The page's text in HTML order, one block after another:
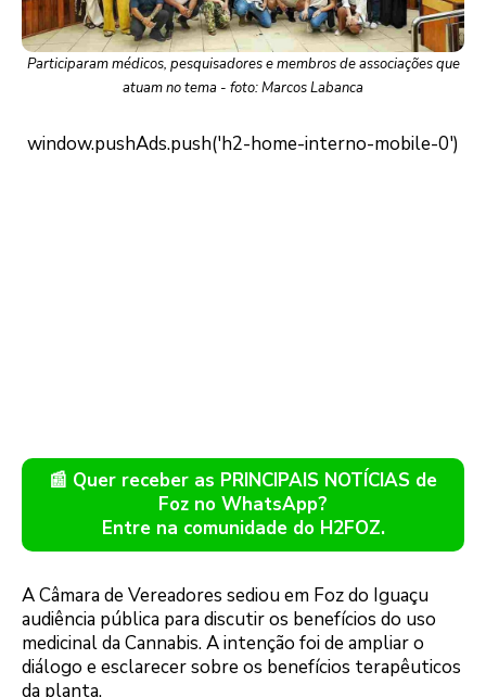
Participaram médicos, pesquisadores e membros de associações que
atuam no tema - foto: Marcos Labanca
📰 Quer receber as PRINCIPAIS NOTÍCIAS de
Foz no WhatsApp?
Entre na comunidade do H2FOZ.
A Câmara de Vereadores sediou em Foz do Iguaçu
audiência pública para discutir os benefícios do uso
medicinal da Cannabis. A intenção foi de ampliar o
diálogo e esclarecer sobre os benefícios terapêuticos
da planta.